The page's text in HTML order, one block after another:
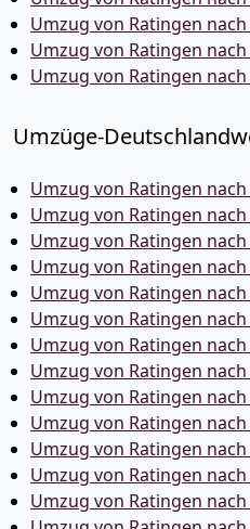
Umzug von Ratingen
Umzug von Ratingen
Umzug von Ratingen nach
Umzüge-
Umzug von Ratingen
Umzug von Ratingen
Umzug von Ratingen nach
Umzug von Ratingen
Umzug von Ratingen
Umzug von Ratingen
Umzug von Ratingen
Umzug von Ratingen
Umzug von Ratingen
Umzug von Ratingen
Umzug von Ratingen
Umzug von Ratingen
Umzug von Ratingen